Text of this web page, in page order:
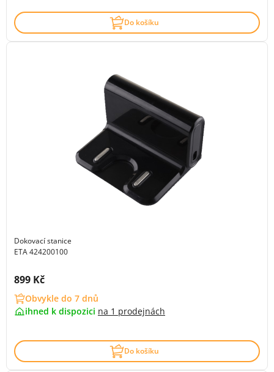
Do košíku
Dokovací stanice
ETA 424200100
Cena s DPH:
899 Kč
Obvykle do 7 dnů
ihned k dispozici na 1 prodejnách
Do košíku